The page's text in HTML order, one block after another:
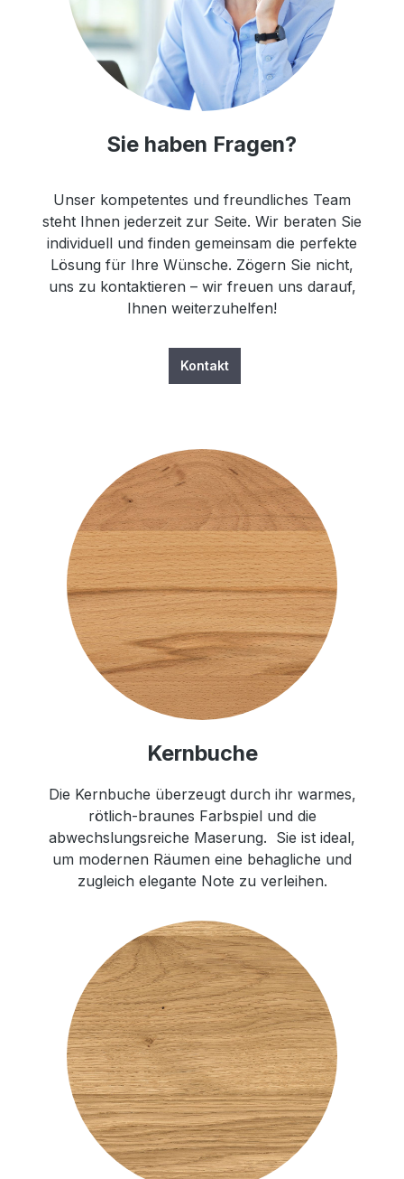
Sie haben Fragen?
Unser kompetentes und freundliches Team
steht Ihnen jederzeit zur Seite. Wir beraten Sie
individuell und finden gemeinsam die perfekte
Lösung für Ihre Wünsche. Zögern Sie nicht,
uns zu kontaktieren – wir freuen uns darauf,
Ihnen weiterzuhelfen!
Kontakt
Kernbuche
Die Kernbuche überzeugt durch ihr warmes,
rötlich-braunes Farbspiel und die
abwechslungsreiche Maserung. Sie ist ideal,
um modernen Räumen eine behagliche und
zugleich elegante Note zu verleihen.